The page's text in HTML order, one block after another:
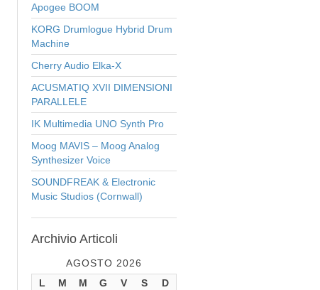
Apogee BOOM
KORG Drumlogue Hybrid Drum
Machine
Cherry Audio Elka-X
ACUSMATIQ XVII DIMENSIONI
PARALLELE
IK Multimedia UNO Synth Pro
Moog MAVIS – Moog Analog
Synthesizer Voice
SOUNDFREAK & Electronic
Music Studios (Cornwall)
Archivio Articoli
AGOSTO 2026
L
M M G V S D